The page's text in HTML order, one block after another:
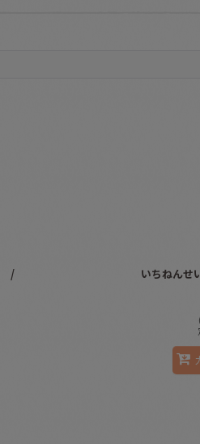
/ いちねんせ